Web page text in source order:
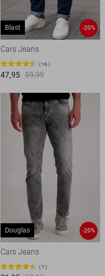
Blast -20%
Cars Jeans
16
47,95 59,99
Douglas -20%
Cars Jeans
7